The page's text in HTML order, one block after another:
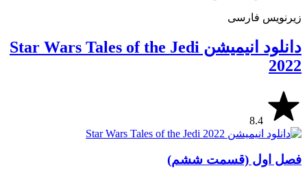
زیرنویس فارسی
دانلود انیمیشن Star Wars Tales of the Jedi
2022
8.4
فصل اول (قسمت ششم)